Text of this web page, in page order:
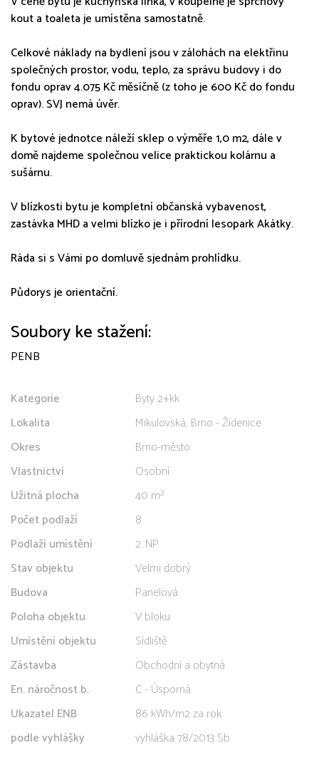
kout a toaleta je umístěna samostatně.
Celkové náklady na bydlení jsou v zálohách na elektřinu
společných prostor, vodu, teplo, za správu budovy i do
fondu oprav 4.075 Kč měsíčně (z toho je 600 Kč do fondu
oprav). SVJ nemá úvěr.
K bytové jednotce náleží sklep o výměře 1,0 m2, dále v
domě najdeme společnou velice praktickou kolárnu a
sušárnu.
V blízkosti bytu je kompletní občanská vybavenost,
zastávka MHD a velmi blízko je i přírodní lesopark Akátky.
Ráda si s Vámi po domluvě sjednám prohlídku.
Půdorys je orientační.
Soubory ke stažení:
PENB
Kategorie
Byty 2+kk
Lokalita
Mikulovská, Brno - Židenice
Okres
Brno-město
Vlastnictví
Osobní
Užitná plocha
40 m²
Počet podlaží
8
Podlaží umístění
2. NP
Stav objektu
Velmi dobrý
Budova
Panelová
Poloha objektu
V bloku
Umístění objektu
Sídliště
Zástavba
Obchodní a obytná
En. náročnost b.
C - Úsporná
Ukazatel ENB
86 kWh/m2 za rok
podle vyhlášky
vyhláška 78/2013 Sb